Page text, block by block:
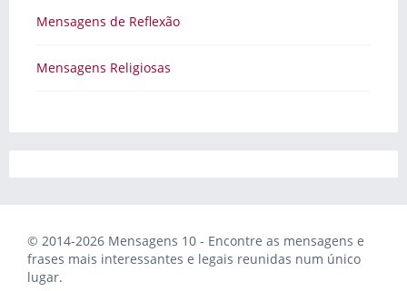
Mensagens de Reflexão
Mensagens Religiosas
© 2014-2026 Mensagens 10 - Encontre as mensagens e
frases mais interessantes e legais reunidas num único
lugar.